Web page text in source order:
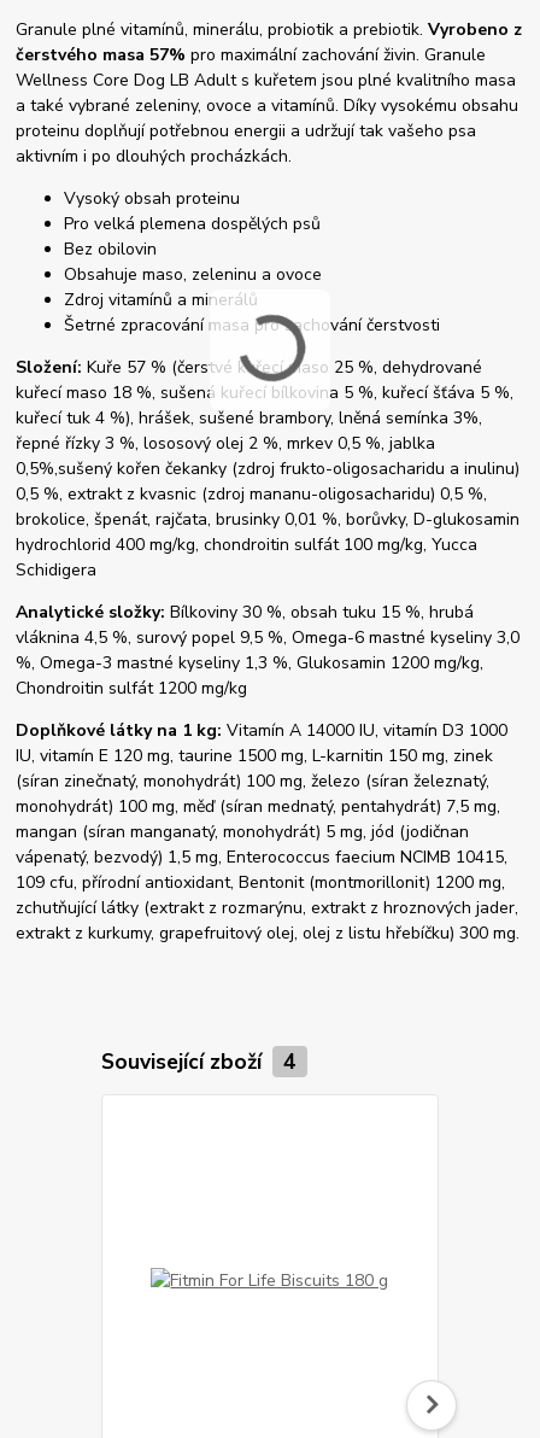
Granule plné vitamínů, minerálu, probiotik a prebiotik.Vyrobeno z
čerstvého masa 57% pro maximální zachování živin. Granule
Wellness Core Dog LB Adult s kuřetem jsou plné kvalitního masa
a také vybrané zeleniny, ovoce a vitamínů. Díky vysokému obsahu
proteinu doplňují potřebnou energii a udržují tak vašeho psa
aktivním i po dlouhých procházkách.
Vysoký obsah proteinu
Pro velká plemena dospělých psů
Bez obilovin
Obsahuje maso, zeleninu a ovoce
Zdroj vitamínů a minerálů
Šetrné zpracování masa pro zachování čerstvosti
Složení: Kuře 57 % (čerstvé kuřecí maso 25 %, dehydrované
kuřecí maso 18 %, sušená kuřecí bílkovina 5 %, kuřecí šťáva 5 %,
kuřecí tuk 4 %), hrášek, sušené brambory, lněná semínka 3%,
řepné řízky 3 %, lososový olej 2 %, mrkev 0,5 %, jablka
0,5%,sušený kořen čekanky (zdroj frukto-oligosacharidu a inulinu)
0,5 %, extrakt z kvasnic (zdroj mananu-oligosacharidu) 0,5 %,
brokolice, špenát, rajčata, brusinky 0,01 %, borůvky, D-glukosamin
hydrochlorid 400 mg/kg, chondroitin sulfát 100 mg/kg, Yucca
Schidigera
Analytické složky: Bílkoviny 30 %, obsah tuku 15 %, hrubá
vláknina 4,5 %, surový popel 9,5 %, Omega-6 mastné kyseliny 3,0
%, Omega-3 mastné kyseliny 1,3 %, Glukosamin 1200 mg/kg,
Chondroitin sulfát 1200 mg/kg
Doplňkové látky na 1 kg: Vitamín A 14000 IU, vitamín D3 1000
IU, vitamín E 120 mg, taurine 1500 mg, L-karnitin 150 mg, zinek
(síran zinečnatý, monohydrát) 100 mg, železo (síran železnatý,
monohydrát) 100 mg, měď (síran mednatý, pentahydrát) 7,5 mg,
mangan (síran manganatý, monohydrát) 5 mg, jód (jodičnan
vápenatý, bezvodý) 1,5 mg, Enterococcus faecium NCIMB 10415,
109 cfu, přírodní antioxidant, Bentonit (montmorillonit) 1200 mg,
zchutňující látky (extrakt z rozmarýnu, extrakt z hroznových jader,
extrakt z kurkumy, grapefruitový olej, olej z listu hřebíčku) 300 mg.
Související zboží 4